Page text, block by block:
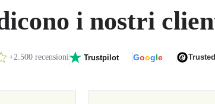
i nostri
+2.500 recensioni Trustpilot Google